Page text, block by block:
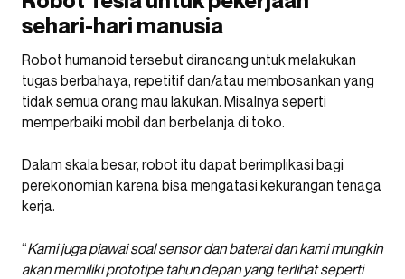
sehari-hari manusia
Robot humanoid tersebut dirancang untuk melakukan
tugas berbahaya, repetitif dan/atau membosankan yang
tidak semua orang mau lakukan. Misalnya seperti
memperbaiki mobil dan berbelanja di toko.
Dalam skala besar, robot itu dapat berimplikasi bagi
perekonomian karena bisa mengatasi kekurangan tenaga
kerja.
“Kami juga piawai soal sensor dan baterai dan kami mungkin
akan memiliki prototipe tahun depan yang terlihat seperti